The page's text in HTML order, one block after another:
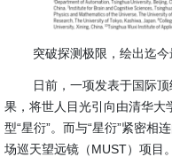
突破探测极限，绘出迄今
日前，一项发表于国际
果，将世人目光引向由清华大
型“星衍”。而与“星衍”紧密相
场巡天望远镜（MUST）项目。